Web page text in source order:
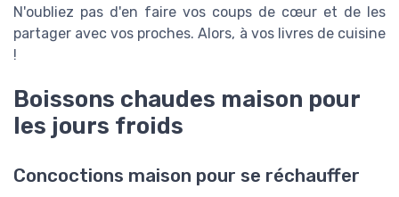
N'oubliez pas d'en faire vos coups de cœur et de les
partager avec vos proches. Alors, à vos livres de cuisine
!
Boissons chaudes maison pour
les jours froids
Concoctions maison pour se réchauffer